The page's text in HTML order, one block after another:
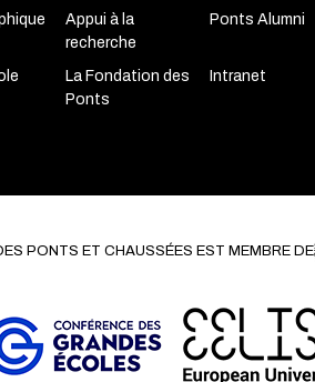
Appui à la
recherche
Ponts Alumni
La Fondation des
Ponts
Intranet
PONTS ET CHAUSSÉES EST MEMBRE DE